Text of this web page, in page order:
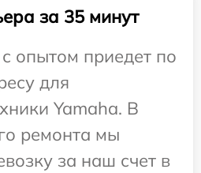
за 35 минут
опытом приедет по
для
Yamaha. В
ремонта мы
за наш счет в